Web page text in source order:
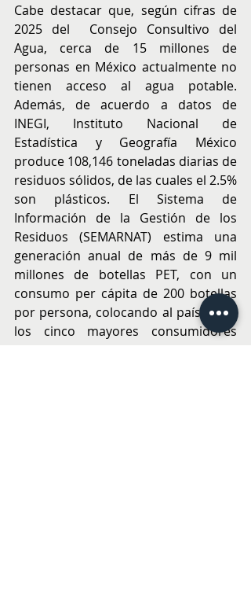
Cabe destacar que, según cifras de
2025 del  Consejo Consultivo del
Agua, cerca de 15 millones de
personas en México actualmente no
tienen acceso al agua potable.
Además, de acuerdo a datos de
INEGI, Instituto Nacional de
Estadística y Geografía México
produce 108,146 toneladas diarias de
residuos sólidos, de las cuales el 2.5%
son plásticos. El Sistema de
Información de la Gestión de los
Residuos (SEMARNAT) estima una
generación anual de más de 9 mil
millones de botellas PET, con un
consumo per cápita de 200 botellas
por persona, colocando al país entre
los cinco mayores consumidores